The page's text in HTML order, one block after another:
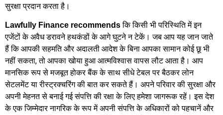
सुरक्षा प्रदान करता है।
Lawfully Finance recommendsकि किसी भी परिस्थिति में इन
एजेंटों के अवैध डरावने हथकंडों के आगे घुटने न टेकें। जब आप यह जान जाते
हैं कि आपकी सहमति और अदालती आदेश के बिना आपका सामान कोई छू भी
नहीं सकता, तो आपका खोया हुआ आत्मविश्वास वापस लौट आता है। आप
मानसिक रूप से मजबूत होकर बैंक के साथ सीधे टेबल पर बैठकर लोन
सेटलमेंट या रीस्ट्रक्चरिंग की बात कर सकते हैं। अपने परिवार की सुरक्षा और
अपनी मेहनत से बनाई गई संपत्ति की रक्षा के लिए हमेशा जागरूक रहें। इस देश
के एक जिम्मेदार नागरिक के रूप में अपनी संपत्ति के अधिकारों को पहचानें और